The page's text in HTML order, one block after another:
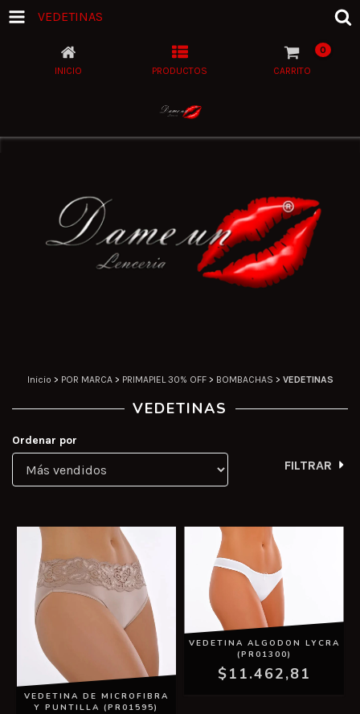
VEDETINAS
INICIO PRODUCTOS CARRITO
0
Inicio > POR MARCA > PRIMAPIEL 30% OFF > BOMBACHAS > VEDETINAS
VEDETINAS
Ordenar por
FILTRAR
VEDETINA DE MICROFIBRA
Y PUNTILLA (PR01595)
VEDETINA ALGODON LYCRA
(PR01300)
$11.462,81